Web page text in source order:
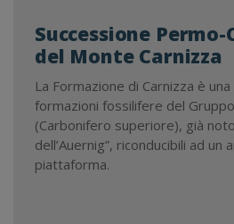
Successione
del Monte Carnizza
La Formazione di Carnizza è
formazioni fossilifere del
(Carbonifero superiore), già
dell’Auernig”, riconducibili ad
piattaforma.